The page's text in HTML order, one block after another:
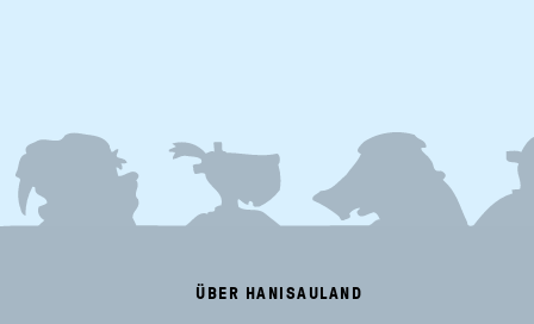
FOOTER
MENU
ÜBER HANISAULAND